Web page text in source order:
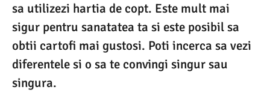
sa utilizezi hartia de copt. Este mult mai
sigur pentru sanatatea ta si este posibil sa
obtii cartofi mai gustosi. Poti incerca sa vezi
diferentele si o sa te convingi singur sau
singura.